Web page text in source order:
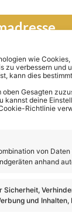
wie
zu verbessern und
kann dies
oben Gesagten
kannst deine
Richtlinie
von
anhand
Sicherheit,
und
Besonders
für
TABI
da sie sich
ihre